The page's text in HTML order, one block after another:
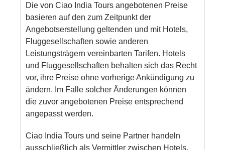
Die von Ciao India Tours angebotenen Preise
basieren auf den zum Zeitpunkt der
Angebotserstellung geltenden und mit Hotels,
Fluggesellschaften sowie anderen
Leistungsträgern vereinbarten Tarifen. Hotels
und Fluggesellschaften behalten sich das Recht
vor, ihre Preise ohne vorherige Ankündigung zu
ändern. Im Falle solcher Änderungen können
die zuvor angebotenen Preise entsprechend
angepasst werden.
Ciao India Tours und seine Partner handeln
ausschließlich als Vermittler zwischen Hotels,